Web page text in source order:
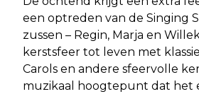
een optreden van de Singing
zussen – Regin, Marja en
kerstsfeer tot leven met
Carols en andere sfeervolle
muzikaal hoogtepunt dat het